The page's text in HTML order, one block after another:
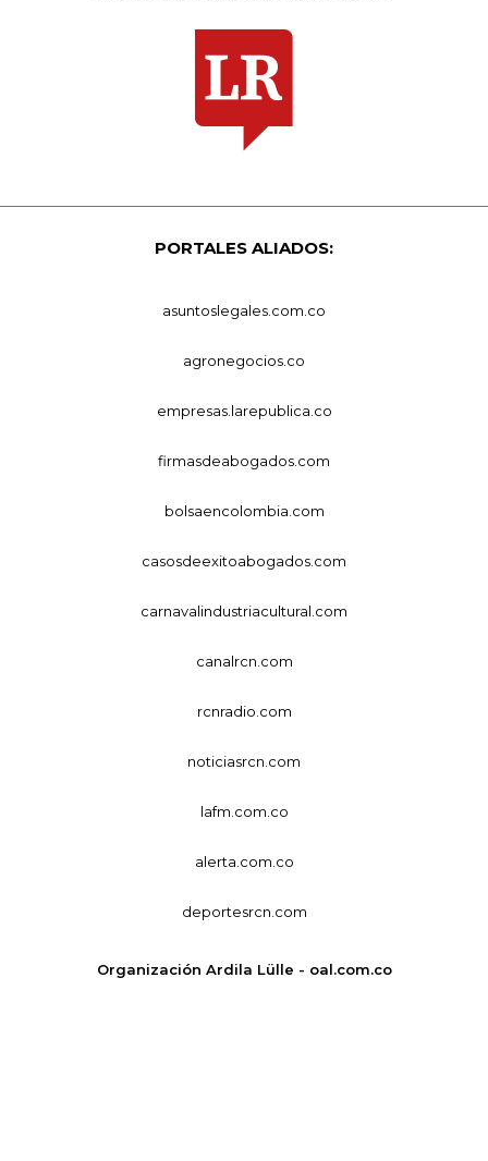
PORTALES ALIADOS:
asuntoslegales.com.co
agronegocios.co
empresas.larepublica.co
firmasdeabogados.com
bolsaencolombia.com
casosdeexitoabogados.com
carnavalindustriacultural.com
canalrcn.com
rcnradio.com
noticiasrcn.com
lafm.com.co
alerta.com.co
deportesrcn.com
Organización Ardila Lülle - oal.com.co